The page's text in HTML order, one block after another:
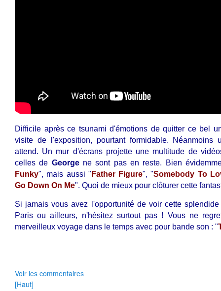
Difficile après ce tsunami d'émotions de quitter ce bel
visite de l'exposition, pourtant formidable. Néanmoins
attend. Un mur d'écrans projette une multitude de
celles de Georgene sont pas en reste. Bien
Funky", mais aussi " Father Figure", "Somebody To
Go Down On Me". Quoi de mieux pour clôturer cette
Si jamais vous avez l'opportunité de voir cette
Paris ou ailleurs, n'hésitez surtout pas ! Vous ne
merveilleux voyage dans le temps avec pour bande son : "
Voir les commentaires
[Haut]